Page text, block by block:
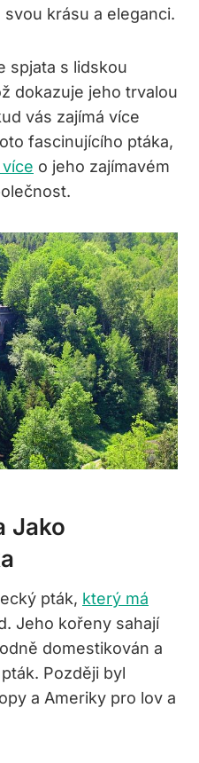
krásu a eleganci.
spjata s lidskou
dokazuje jeho trvalou
vás zajímá více
fascinujícího ptáka,
o jeho zajímavém
Jako
pták, který má
Jeho kořeny sahají
domestikován a
Později byl
a Ameriky pro lov a